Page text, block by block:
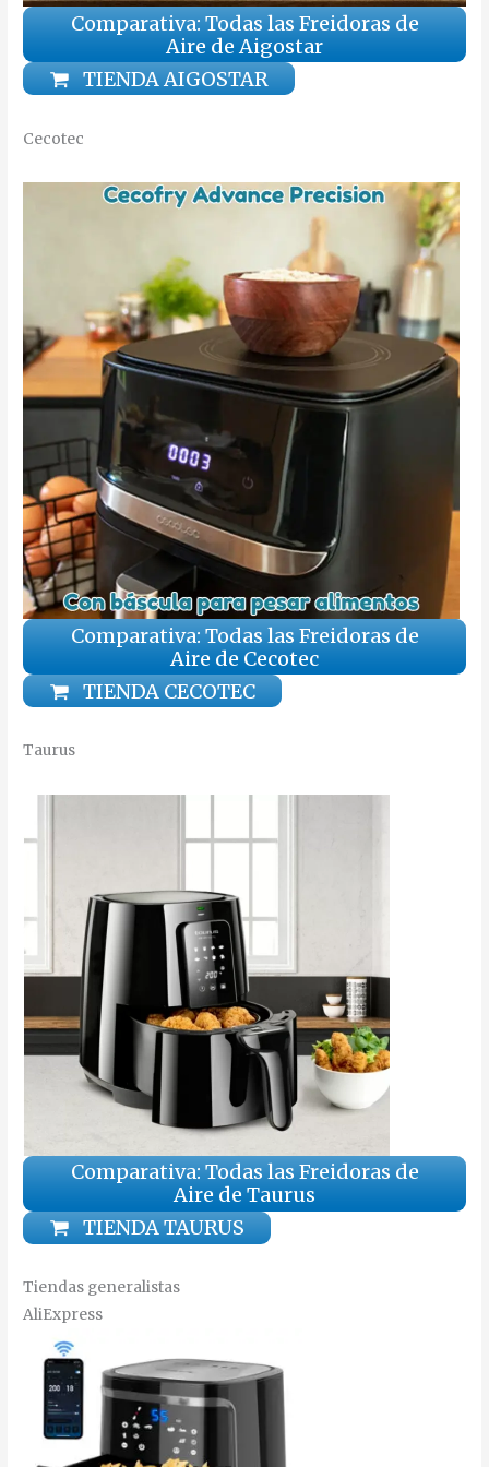
Comparativa: Todas las Freidoras de
Aire de Aigostar
TIENDA AIGOSTAR
Cecotec
Comparativa: Todas las Freidoras de
Aire de Cecotec
TIENDA CECOTEC
Taurus
Comparativa: Todas las Freidoras de
Aire de Taurus
TIENDA TAURUS
Tiendas generalistas
AliExpress